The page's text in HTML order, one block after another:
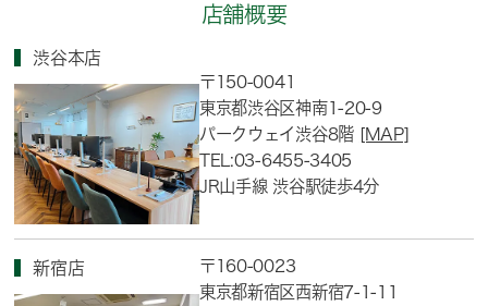
店舗概要
渋谷本店
〒150-0041
東京都渋谷区神南1-20-9
パークウェイ渋谷8階 [MAP]
TEL:03-6455-3405
JR山手線 渋谷駅徒歩4分
新宿店
〒160-0023
東京都新宿区西新宿7-1-11